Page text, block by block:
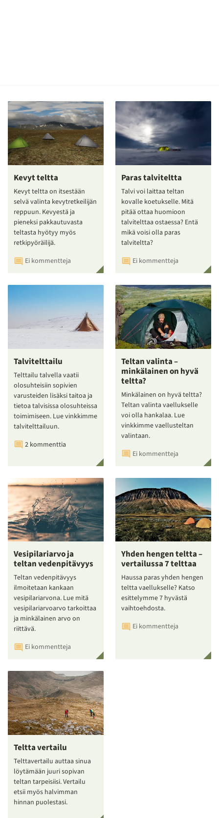
Kevyt teltta
Kevyt teltta on itsestään
selvä valinta kevytretkeilijän
reppuun. Kevyestä ja
pieneksi pakkautuvasta
teltasta hyötyy myös
retkipyöräilijä.
Ei kommentteja
Paras talviteltta
Talvi voi laittaa teltan
kovalle koetukselle. Mitä
pitää ottaa huomioon
talvitelttaa ostaessa? Entä
mikä voisi olla paras
talviteltta?
Ei kommentteja
Talvitelttailu
Telttailu talvella vaatii
olosuhteisiin sopivien
varusteiden lisäksi taitoa ja
tietoa talvisissa olosuhteissa
toimimiseen. Lue vinkkimme
talvitelttailuun.
2 kommenttia
Teltan valinta –
minkälainen on hyvä
teltta?
Minkälainen on hyvä teltta?
Teltan valinta vaellukselle
voi olla hankalaa. Lue
vinkkimme vaellusteltan
valintaan.
Ei kommentteja
Vesipilariarvo ja
teltan vedenpitävyys
Teltan vedenpitävyys
ilmoitetaan kankaan
vesipilariarvona. Lue mitä
vesipilariarvoarvo tarkoittaa
ja minkälainen arvo on
riittävä.
Ei kommentteja
Yhden hengen teltta –
vertailussa 7 telttaa
Haussa paras yhden hengen
teltta vaellukselle? Katso
esittelymme 7 hyvästä
vaihtoehdosta.
Ei kommentteja
Teltta vertailu
Telttavertailu auttaa sinua
löytämään juuri sopivan
teltan tarpeisiisi. Vertailu
etsii myös halvimman
hinnan puolestasi.